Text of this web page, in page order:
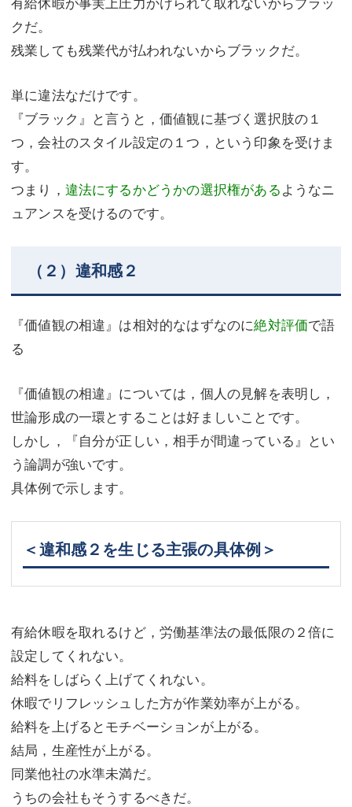
クだ。
残業しても残業代が払われないからブラックだ。
単に違法なだけです。
『ブラック』と言うと，価値観に基づく選択肢の１
つ，会社のスタイル設定の１つ，という印象を受けま
す。
つまり， 違法にするかどうかの選択権があるようなニ
ュアンスを受けるのです。
（２）違和感２
『価値観の相違』は相対的なはずなのに絶対評価で語
る
『価値観の相違』については，個人の見解を表明し，
世論形成の一環とすることは好ましいことです。
しかし，『自分が正しい，相手が間違っている』とい
う論調が強いです。
具体例で示します。
＜違和感２を生じる主張の具体例＞
有給休暇を取れるけど，労働基準法の最低限の２倍に
設定してくれない。
給料をしばらく上げてくれない。
休暇でリフレッシュした方が作業効率が上がる。
給料を上げるとモチベーションが上がる。
結局，生産性が上がる。
同業他社の水準未満だ。
うちの会社もそうするべきだ。